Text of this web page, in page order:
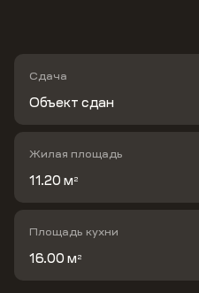
Сдача
Объект сдан
Жилая площадь
11.20 м 2
Площадь кухни
16.00 м 2